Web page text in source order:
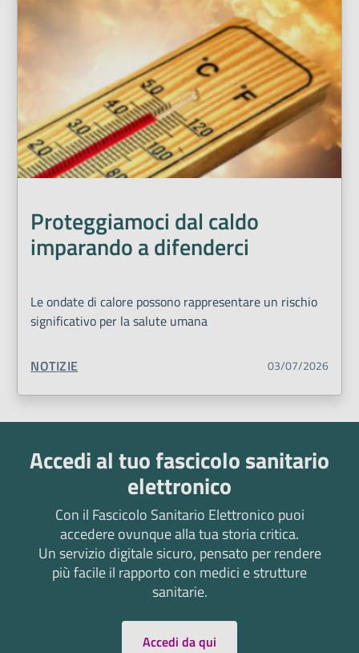
Proteggiamoci dal caldo
imparando a difenderci
Le ondate di calore possono rappresentare un rischio
significativo per la salute umana
TIPO CONTENUTO:
NOTIZIE 03/07/2026
Accedi al tuo fascicolo sanitario
elettronico
Con il Fascicolo Sanitario Elettronico puoi
accedere ovunque alla tua storia critica.
Un servizio digitale sicuro, pensato per rendere
più facile il rapporto con medici e strutture
sanitarie.
Accedi da qui